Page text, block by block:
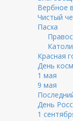
Вербное
Чистый
Пасха
Красная
День
1 мая
9 мая
День
1